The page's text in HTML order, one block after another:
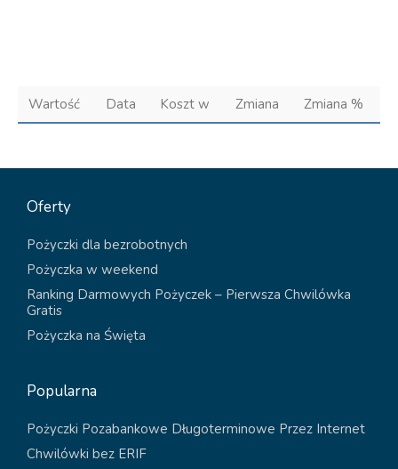
Wartość Data Koszt w Zmiana Zmiana %
Oferty
Pożyczki dla bezrobotnych
Pożyczka w weekend
Ranking Darmowych Pożyczek – Pierwsza Chwilówka
Gratis
Pożyczka na Święta
Popularna
Pożyczki Pozabankowe Długoterminowe Przez Internet
Chwilówki bez ERIF